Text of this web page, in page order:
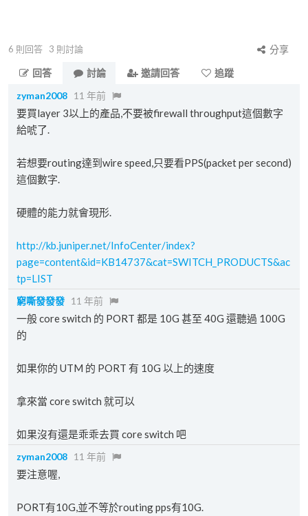
6 則回答 3 則討論
分享
回答
討論 邀請回答
追蹤
zyman2008 11 年前
要買layer 3以上的產品,不要被firewall throughput這個數字
給唬了.
若想要routing達到wire speed,只要看PPS(packet per second)
這個數字.
硬體的能力就會現形.
http://kb.juniper.net/InfoCenter/index?
page=content&id=KB14737&cat=SWITCH_PRODUCTS&ac
tp=LIST
窮嘶發發發 11 年前
一般 core switch 的 PORT 都是 10G 甚至 40G 還聽過 100G
的
如果你的 UTM 的 PORT 有 10G 以上的速度
拿來當 core switch 就可以
如果沒有還是乖乖去買 core switch 吧
zyman2008 11 年前
要注意喔,
PORT有10G,並不等於routing pps有10G.